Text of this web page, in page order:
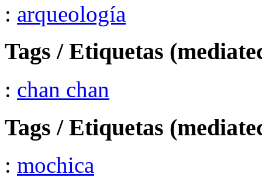
: arqueología
Tags / Etiquetas
: chan chan
Tags / Etiquetas
: mochica